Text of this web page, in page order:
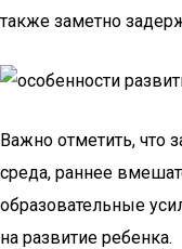
также заметно
Важно отметить, что
среда, раннее
образовательные
на развитие ребенка.